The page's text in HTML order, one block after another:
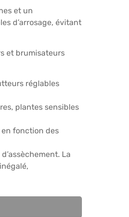
et un
d’arrosage, évitant
et brumisateurs
réglables
plantes sensibles
fonction des
La